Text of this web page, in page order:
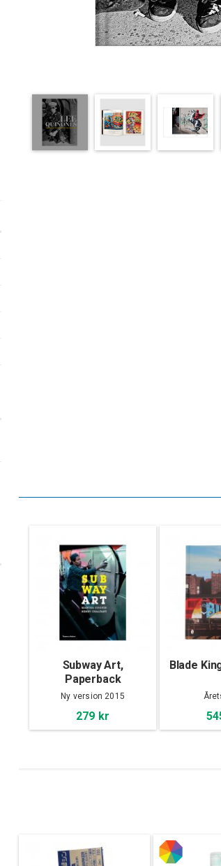
Subway Art,
Paperback
Ny version 2015
279 kr
Blade